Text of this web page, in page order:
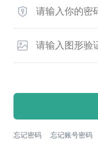
忘记密码 忘记账号密码